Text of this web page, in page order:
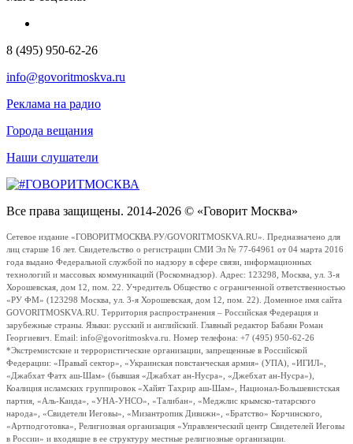
8 (495) 950-62-26
info@govoritmoskva.ru
Реклама на радио
Города вещания
Наши слушатели
Все права защищены. 2014-2026 © «Говорит Москва»
Сетевое издание «ГОВОРИТМОСКВА.РУ/GOVORITMOSKVA.RU». Предназначено для
лиц старше 16 лет. Свидетельство о регистрации СМИ Эл № 77-64961 от 04 марта 2016
года выдано Федеральной службой по надзору в сфере связи, информационных
технологий и массовых коммуникаций (Роскомнадзор). Адрес: 123298, Москва, ул. 3-я
Хорошевская, дом 12, пом. 22. Учредитель Общество с ограниченной ответственностью
«РУ ФМ» (123298 Москва, ул. 3-я Хорошевская, дом 12, пом. 22). Доменное имя сайта
GOVORITMOSKVA.RU. Территория распространения – Российская Федерация и
зарубежные страны. Языки: русский и английский. Главный редактор Бабаян Роман
Георгиевич. Email: info@govoritmoskva.ru. Номер телефона: +7 (495) 950-62-26
*Экстремистские и террористические организации, запрещенные в Российской
Федерации: «Правый сектор», «Украинская повстанческая армия» (УПА), «ИГИЛ»,
«Джабхат Фатх аш-Шам» (бывшая «Джабхат ан-Нусра», «Джебхат ан-Нусра»),
Коалиция исламских группировок «Хайят Тахрир аш-Шам», Национал-Большевистская
партия, «Аль-Каида», «УНА-УНСО», «Талибан», «Меджлис крымско-татарского
народа», «Свидетели Иеговы», «Мизантропик Дивижн», «Братство» Корчинского,
«Артподготовка», Религиозная организация «Управленческий центр Свидетелей Иеговы
в России» и входящие в ее структуру местные религиозные организации.